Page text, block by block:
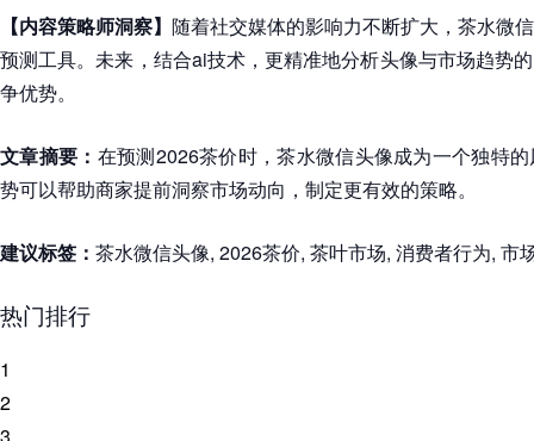
【内容策略师洞察】 随着社交媒体的影响力不断扩大，茶水微
预测工具。未来，结合ai技术，更精准地分析头像与市场趋势
争优势。
文章摘要： 在预测2026茶价时，茶水微信头像成为一个独特
势可以帮助商家提前洞察市场动向，制定更有效的策略。
建议标签： 茶水微信头像, 2026茶价, 茶叶市场, 消费者行为, 市
热门排行
1
2